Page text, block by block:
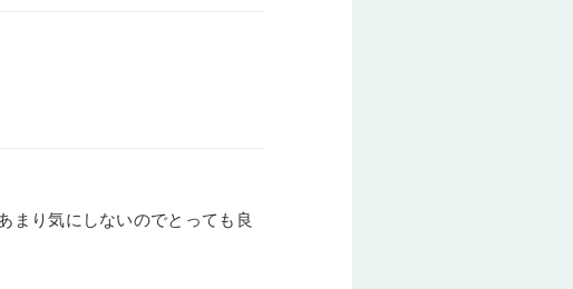
まり気にしないのでとっても良